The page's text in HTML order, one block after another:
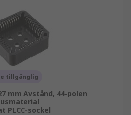
tillgänglig
mm Avstånd, 44-polen
PLCC-sockel